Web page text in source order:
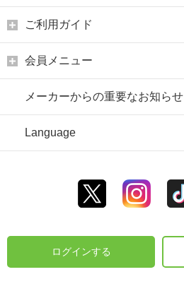
ご利用ガイド
会員メニュー
メーカーからの重要なお知らせ
Language
ログインする